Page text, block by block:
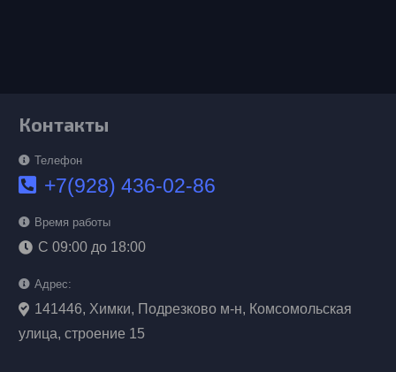
Контакты
Телефон
+7(928) 436-02-86
Время работы
С 09:00 до 18:00
Адрес:
141446, Химки, Подрезково м-н, Комсомольская
улица, строение 15